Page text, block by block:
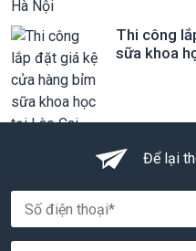
Thi công
sữa khoa
Để lại